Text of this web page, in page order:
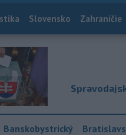
Slovensko Zahraničie
Banskobystrický